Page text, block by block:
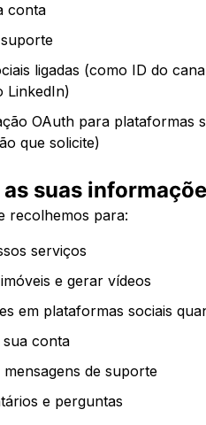
conta
ligadas (como ID do
LinkedIn)
OAuth para
que solicite)
suas
recolhemos para:
serviços
e gerar vídeos
em plataformas sociais
conta
de suporte
e perguntas